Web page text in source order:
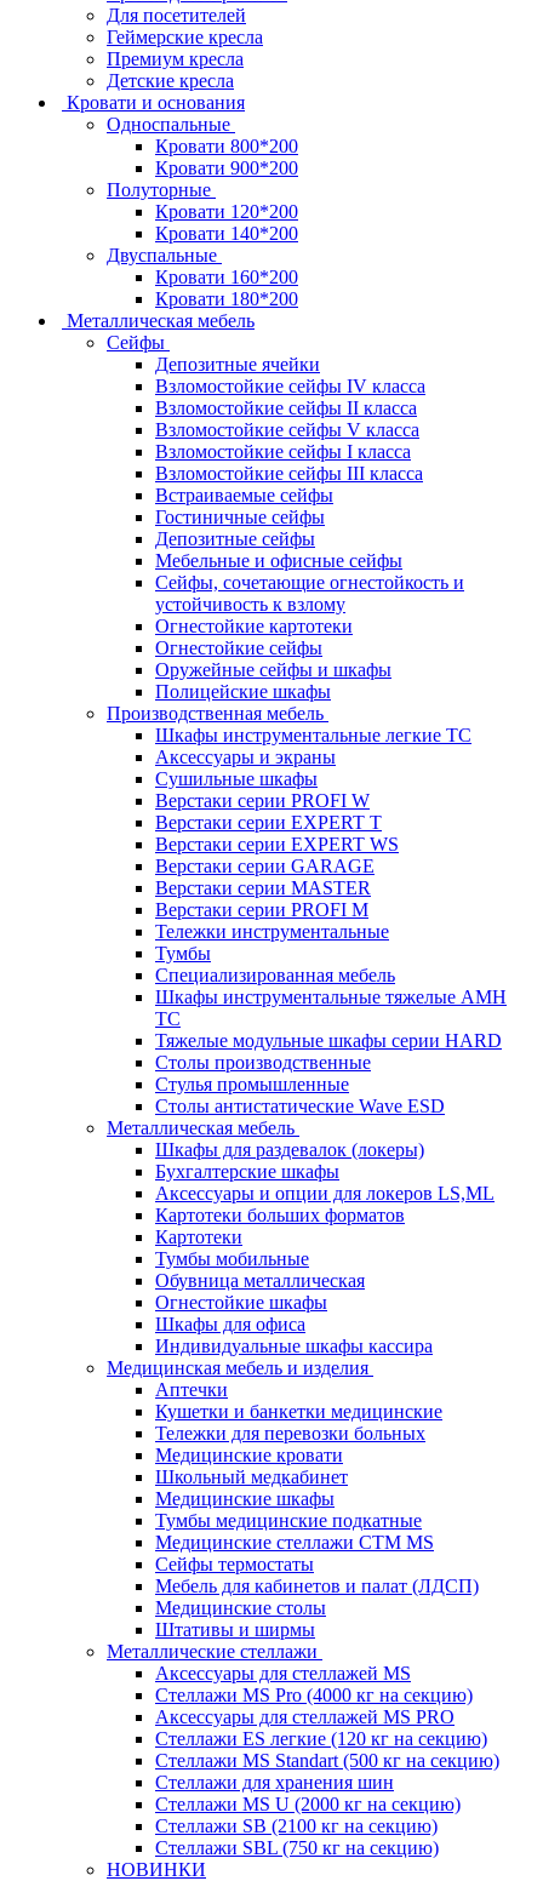
Для посетителей
Геймерские кресла
Премиум кресла
Детские кресла
Кровати и основания
Односпальные
Кровати 800*200
Кровати 900*200
Полуторные
Кровати 120*200
Кровати 140*200
Двуспальные
Кровати 160*200
Кровати 180*200
Металлическая мебель
Сейфы
Депозитные ячейки
Взломостойкие сейфы IV класса
Взломостойкие сейфы II класса
Взломостойкие сейфы V класса
Взломостойкие сейфы I класса
Взломостойкие сейфы III класса
Встраиваемые сейфы
Гостиничные сейфы
Депозитные сейфы
Мебельные и офисные сейфы
Сейфы, сочетающие огнестойкость и
устойчивость к взлому
Огнестойкие картотеки
Огнестойкие сейфы
Оружейные сейфы и шкафы
Полицейские шкафы
Производственная мебель
Шкафы инструментальные легкие ТС
Аксессуары и экраны
Cушильные шкафы
Верстаки серии PROFI W
Верстаки серии EXPERT T
Верстаки серии EXPERT WS
Верстаки серии GARAGE
Верстаки серии MASTER
Верстаки серии PROFI M
Тележки инструментальные
Тумбы
Cпециализированная мебель
Шкафы инструментальные тяжелые AMH
TC
Тяжелые модульные шкафы серии HARD
Столы производственные
Стулья промышленные
Столы антистатические Wave ESD
Металлическая мебель
Шкафы для раздевалок (локеры)
Бухгалтерские шкафы
Аксессуары и опции для локеров LS,ML
Картотеки больших форматов
Картотеки
Тумбы мобильные
Обувница металлическая
Огнестойкие шкафы
Шкафы для офиса
Индивидуальные шкафы кассира
Медицинская мебель и изделия
Аптечки
Кушетки и банкетки медицинские
Тележки для перевозки больных
Медицинские кровати
Школьный медкабинет
Медицинские шкафы
Тумбы медицинские подкатные
Медицинские стеллажи CTM MS
Сейфы термостаты
Мебель для кабинетов и палат (ЛДСП)
Медицинские столы
Штативы и ширмы
Металлические стеллажи
Аксессуары для стеллажей MS
Стеллажи MS Pro (4000 кг на секцию)
Аксессуары для стеллажей MS PRO
Стеллажи ES легкие (120 кг на секцию)
Стеллажи MS Standart (500 кг на секцию)
Стеллажи для хранения шин
Стеллажи MS U (2000 кг на секцию)
Стеллажи SB (2100 кг на секцию)
Стеллажи SBL (750 кг на секцию)
НОВИНКИ